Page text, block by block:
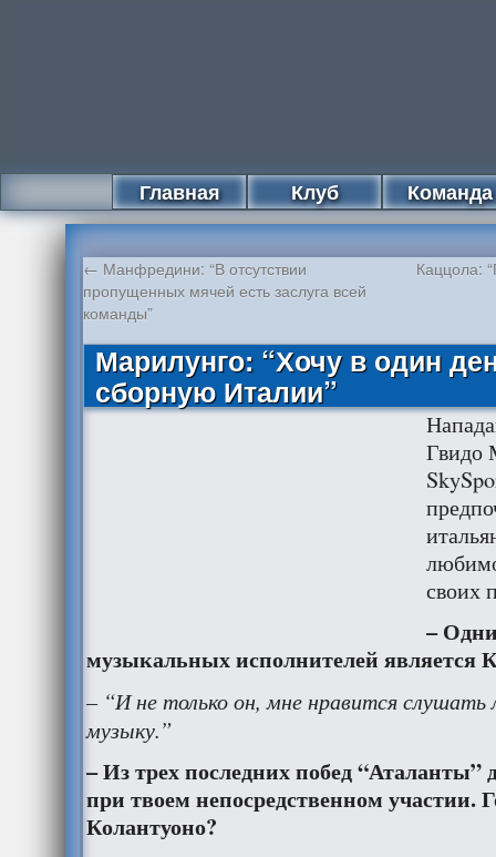
Главная Клуб Команда
← Манфредини: “В отсутствии
пропущенных мячей есть заслуга всей
команды”
Каццола:
Марилунго: “Хочу в один
сборную Италии”
Гвидо
своих
–
музыкальных исполнителей является
– “И не только он, мне нравится
музыку.”
– Из трех последних побед
при твоем непосредственном участии.
Колантуоно?